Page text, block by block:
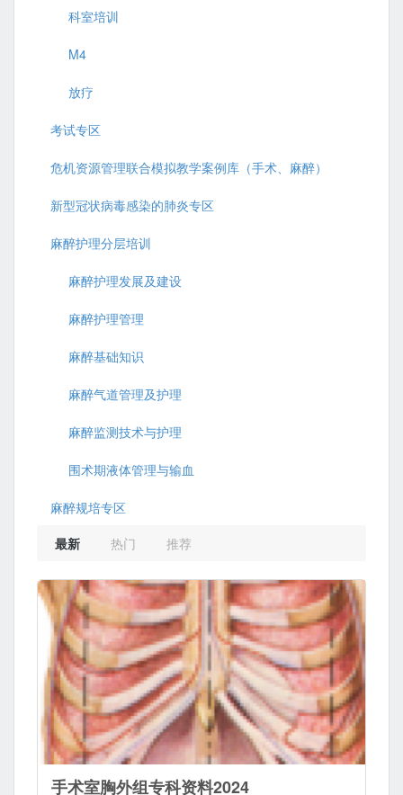
科室培训
M4
放疗
考试专区
危机资源管理联合模拟教学案例库（手术、麻醉）
新型冠状病毒感染的肺炎专区
麻醉护理分层培训
麻醉护理发展及建设
麻醉护理管理
麻醉基础知识
麻醉气道管理及护理
麻醉监测技术与护理
围术期液体管理与输血
麻醉规培专区
最新
热门 推荐
手术室胸外组专科资料2024